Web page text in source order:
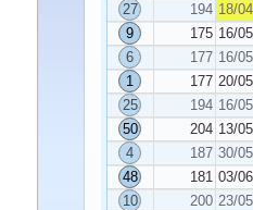
27
194 18/
9
175 16/
6
177 16/
1
177 20/
25
194 16/
50
204 13/
4
187 30/
48
181 03/
10
200 23/